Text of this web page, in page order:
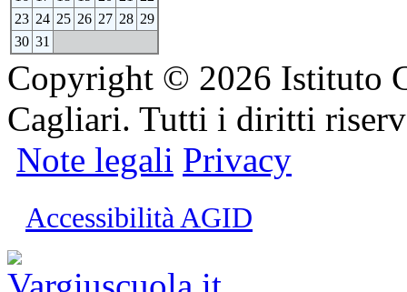
23 24 25 26 27 28 29
30 31
Copyright © 2026 Istituto
Cagliari. Tutti i diritti
Note legali Privacy
Accessibilità AGID